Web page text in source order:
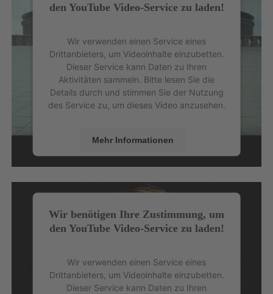
den YouTube Video-Service zu laden!
Wir verwenden einen Service eines
Drittanbieters, um Videoinhalte einzubetten.
Dieser Service kann Daten zu Ihren
Aktivitäten sammeln. Bitte lesen Sie die
Details durch und stimmen Sie der Nutzung
des Service zu, um dieses Video anzusehen.
Mehr Informationen
powered byUsercentrics Consent
Wir benötigen Ihre Zustimmung, um
den YouTube Video-Service zu laden!
Wir verwenden einen Service eines
Drittanbieters, um Videoinhalte einzubetten.
Dieser Service kann Daten zu Ihren